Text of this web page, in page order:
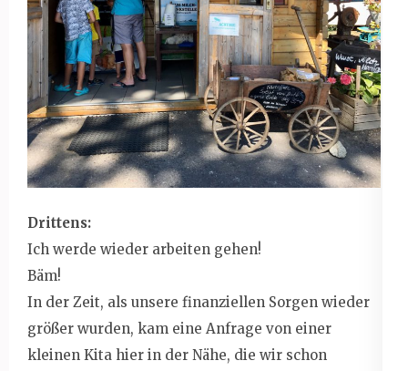
Drittens:
Ich werde wieder arbeiten gehen!
Bäm!
In der Zeit, als unsere finanziellen Sorgen wieder
größer wurden, kam eine Anfrage von einer
kleinen Kita hier in der Nähe, die wir schon